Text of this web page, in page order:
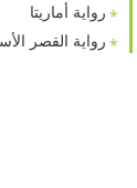
رواية أماريتا
رواية القصر